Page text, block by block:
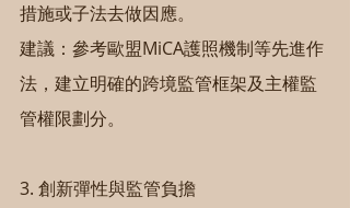
措施或子法去做因應。
建議：參考歐盟MiCA護照機制等先進作
法，建立明確的跨境監管框架及主權監
管權限劃分。
3. 創新彈性與監管負擔